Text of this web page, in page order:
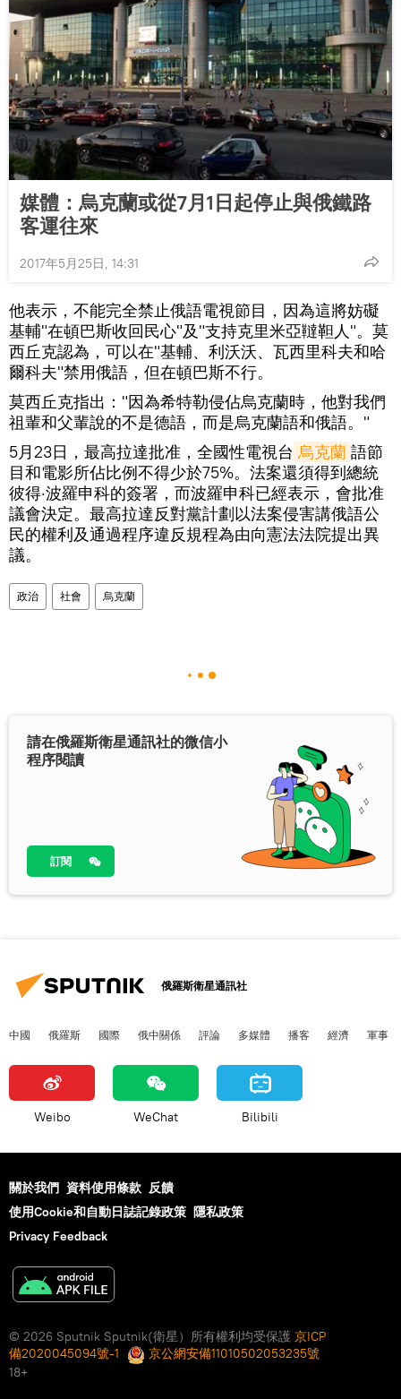
媒體：烏克蘭或從7月1日起停止與俄鐵路
客運往來
2017年5月25日, 14:31
他表示，不能完全禁止俄語電視節目，因為這將妨礙
基輔"在頓巴斯收回民心"及"支持克里米亞韃靼人"。莫
西丘克認為，可以在"基輔、利沃沃、瓦西里科夫和哈
爾科夫"禁用俄語，但在頓巴斯不行。
莫西丘克指出："因為希特勒侵佔烏克蘭時，他對我們
祖輩和父輩說的不是德語，而是烏克蘭語和俄語。"
5月23日，最高拉達批准，全國性電視台 烏克蘭 語節
目和電影所佔比例不得少於75%。法案還須得到總統
彼得·波羅申科的簽署，而波羅申科已經表示，會批准
議會決定。最高拉達反對黨計劃以法案侵害講俄語公
民的權利及通過程序違反規程為由向憲法法院提出異
議。
政治 社會 烏克蘭
請在俄羅斯衛星通訊社的微信小
程序閱讀
訂閱
俄羅斯衛星通訊社
中國 俄羅斯 國際 俄中關係 評論 多媒體 播客 經濟 軍事
Weibo WeChat Bilibili
關於我們 資料使用條款 反饋
使用Cookie和自動日誌記錄政策 隱私政策
Privacy Feedback
© 2026 Sputnik Sputnik(衛星）所有權利均受保護 京ICP
備2020045094號-1
京公網安備11010502053235號
18+